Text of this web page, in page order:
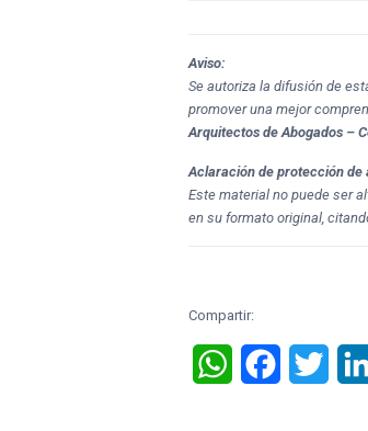
Aviso:
Se autoriza la difusión de
promover una mejor
Arquitectos de Abogados –
Aclaración de protección de
Este material no puede ser
en su formato original,
Compartir:
WhatsAppFacebook